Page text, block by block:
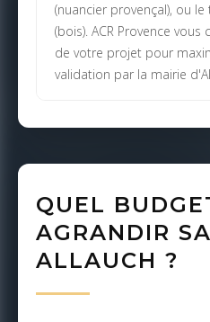
(nuancier provençal), ou
(bois). ACR Provence
de votre projet pour
validation par la mairie
QUEL
AGRANDIR
ALLAUCH ?